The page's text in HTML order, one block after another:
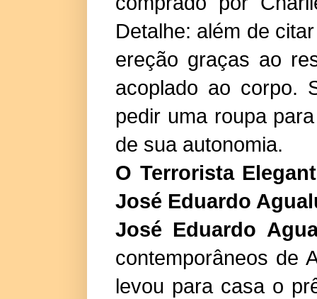
Detalhe: além de
ereção graças ao
acoplado ao corpo.
pedir uma roupa
de sua autonomia.
O Terrorista
José Eduardo
José Eduardo
contemporâneos de
levou para casa o